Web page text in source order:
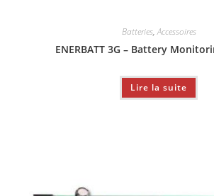
Batteries,Accessoires
ENERBATT 3G – Battery
Lire la suite